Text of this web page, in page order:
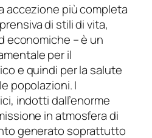
accezione più completa
di stili di vita,
economiche – è un
per il
e quindi per la salute
popolazioni. I
indotti dall’enorme
in atmosfera di
generato soprattutto